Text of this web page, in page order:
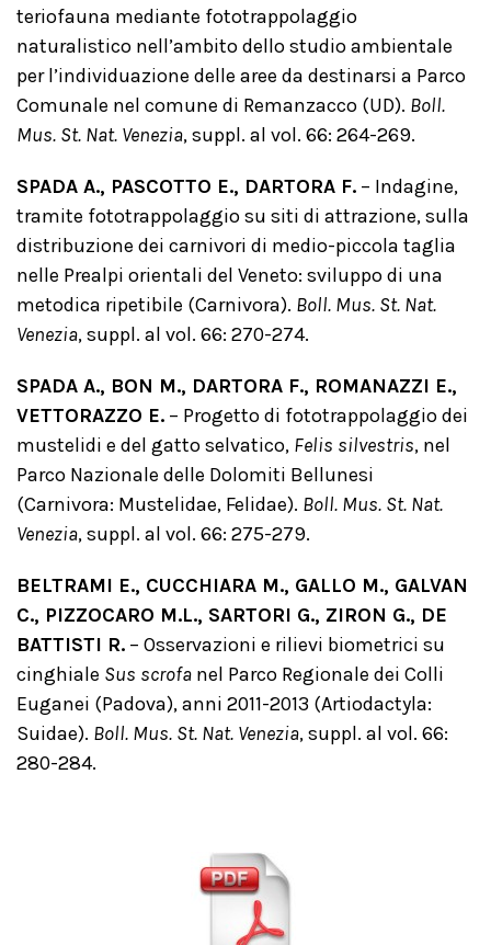
teriofauna mediante fototrappolaggio
naturalistico nell’ambito dello studio ambientale
per l’individuazione delle aree da destinarsi a Parco
Comunale nel comune di Remanzacco (UD). Boll.
Mus. St. Nat. Venezia, suppl. al vol. 66: 264-269.
SPADA A., PASCOTTO E., DARTORA F. – Indagine,
tramite fototrappolaggio su siti di attrazione, sulla
distribuzione dei carnivori di medio-piccola taglia
nelle Prealpi orientali del Veneto: sviluppo di una
metodica ripetibile (Carnivora). Boll. Mus. St. Nat.
Venezia, suppl. al vol. 66: 270-274.
SPADA A., BON M., DARTORA F., ROMANAZZI E.,
VETTORAZZO E. – Progetto di fototrappolaggio dei
mustelidi e del gatto selvatico, Felis silvestris, nel
Parco Nazionale delle Dolomiti Bellunesi
(Carnivora: Mustelidae, Felidae). Boll. Mus. St. Nat.
Venezia, suppl. al vol. 66: 275-279.
BELTRAMI E., CUCCHIARA M., GALLO M., GALVAN
C., PIZZOCARO M.L., SARTORI G., ZIRON G., DE
BATTISTI R. – Osservazioni e rilievi biometrici su
cinghiale Sus scrofa nel Parco Regionale dei Colli
Euganei (Padova), anni 2011-2013 (Artiodactyla:
Suidae). Boll. Mus. St. Nat. Venezia, suppl. al vol. 66:
280-284.